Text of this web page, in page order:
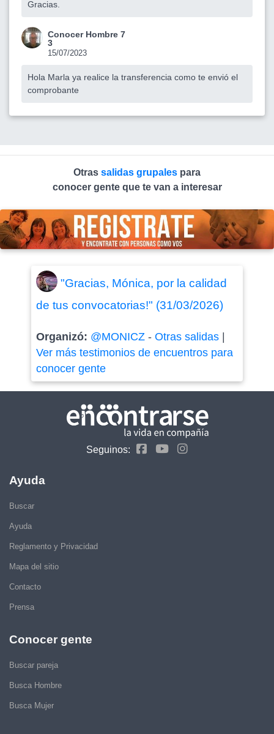
Gracias.
Conocer Hombre 7
3
15/07/2023
Hola Marla ya realice la transferencia como te envió el
comprobante
Otras salidas grupales para
conocer gente que te van a interesar
"Gracias, Mónica, por la calidad
de tus convocatorias!" (31/03/2026)
Organizó: @MONICZ- Otras salidas|
Ver más testimonios de encuentros para
conocer gente
Seguinos:
Ayuda
Buscar
Ayuda
Reglamento y Privacidad
Mapa del sitio
Contacto
Prensa
Conocer gente
Buscar pareja
Busca Hombre
Busca Mujer